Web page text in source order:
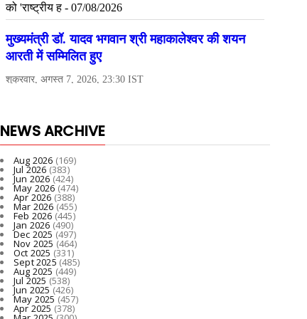
NEWS ARCHIVE
Aug 2026 (169)
Jul 2026 (383)
Jun 2026(424)
May 2026(474)
Apr 2026 (388)
Mar 2026(455)
Feb 2026 (445)
Jan 2026 (490)
Dec 2025(497)
Nov 2025 (464)
Oct 2025 (331)
Sept 2025 (485)
Aug 2025 (449)
Jul 2025 (538)
Jun 2025(426)
May 2025(457)
Apr 2025 (378)